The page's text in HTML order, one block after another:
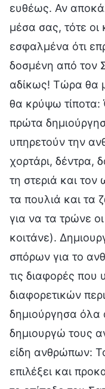
ευθέως. Αν
μέσα σας, τότε οι
εσφαλμένα ότι
δοσμένη από τον
αδίκως! Τώρα θα
θα κρύψω τίποτα:
πρώτα
υπηρετούν την
χορτάρι, δέντρα,
τη στεριά και
τα πουλιά και τα
για να τα τρώνε
κοιτάνε).
σπόρων για το
τις διαφορές που
διαφορετικών
δημιούργησα όλα
δημιουργώ τους
είδη ανθρώπων:
επιλέξει και